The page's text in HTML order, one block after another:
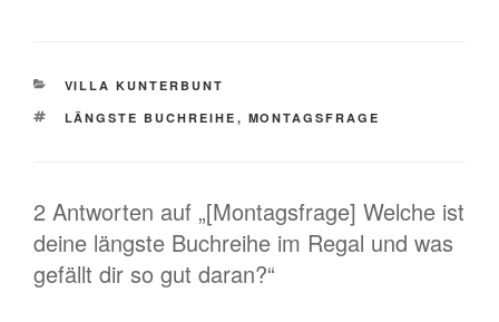
KATEGORIEN
VILLA KUNTERBUNT
SCHLAGWÖRTER
LÄNGSTE BUCHREIHE , MONTAGSFRAGE
2 Antworten auf „[Montagsfrage] Welche ist
deine längste Buchreihe im Regal und was
gefällt dir so gut daran?“